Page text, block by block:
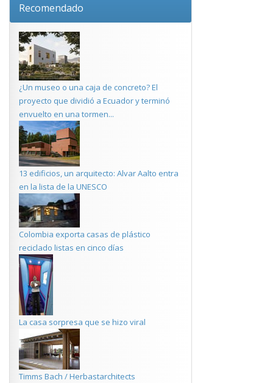
Recomendado
¿Un museo o una caja de concreto? El
proyecto que dividió a Ecuador y terminó
envuelto en una tormen...
13 edificios, un arquitecto: Alvar Aalto entra
en la lista de la UNESCO
Colombia exporta casas de plástico
reciclado listas en cinco días
La casa sorpresa que se hizo viral
Timms Bach / Herbastarchitects